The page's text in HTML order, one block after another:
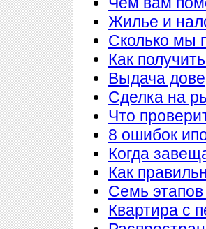
Жилье и
Сколько мы
Как
Выдача
Сделка на
Что
8 ошибок
Когда
Как
Семь этапов
Квартира с